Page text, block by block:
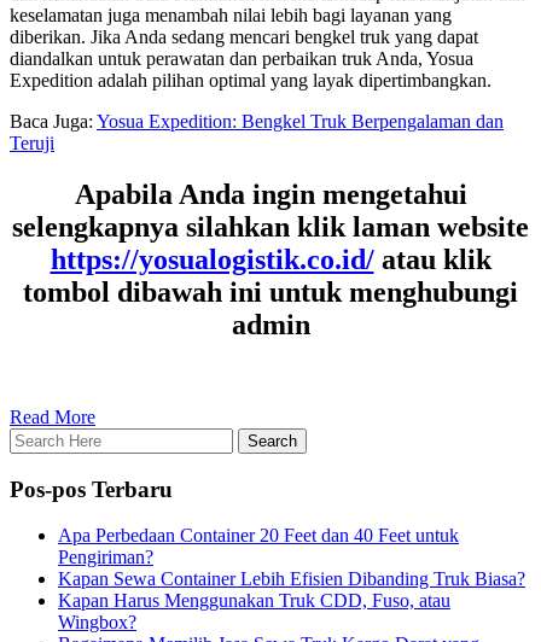
keselamatan juga menambah nilai lebih bagi layanan yang
diberikan. Jika Anda sedang mencari bengkel truk yang dapat
diandalkan untuk perawatan dan perbaikan truk Anda, Yosua
Expedition adalah pilihan optimal yang layak dipertimbangkan.
Baca Juga: Yosua Expedition: Bengkel Truk Berpengalaman dan
Teruji
Apabila Anda ingin mengetahui
selengkapnya silahkan klik laman website
https://yosualogistik.co.id/atau klik
tombol dibawah ini untuk menghubungi
admin
Read More
Pos-pos Terbaru
Apa Perbedaan Container 20 Feet dan 40 Feet untuk
Pengiriman?
Kapan Sewa Container Lebih Efisien Dibanding Truk Biasa?
Kapan Harus Menggunakan Truk CDD, Fuso, atau
Wingbox?